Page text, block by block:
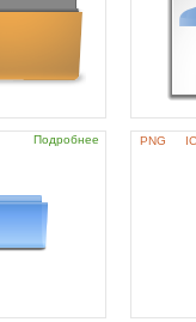
Подробнее PNG